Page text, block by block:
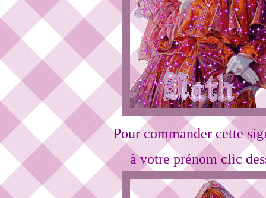
Pour commander cette
à votre prénom clic